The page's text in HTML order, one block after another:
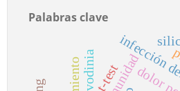
Palabras clave
vulvodiniat-test